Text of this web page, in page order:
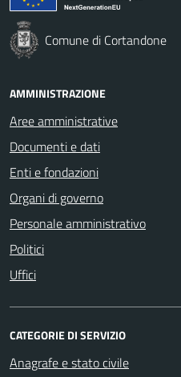
Comune di Cortandone
AMMINISTRAZIONE
Aree amministrative
Documenti e dati
Enti e fondazioni
Organi di governo
Personale amministrativo
Politici
Uffici
CATEGORIE DI SERVIZIO
Anagrafe e stato civile